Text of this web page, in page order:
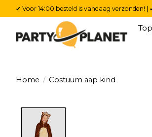
✔ Voor 14:00 besteld is vandaag verzonden!
Home / Costuum aap kind